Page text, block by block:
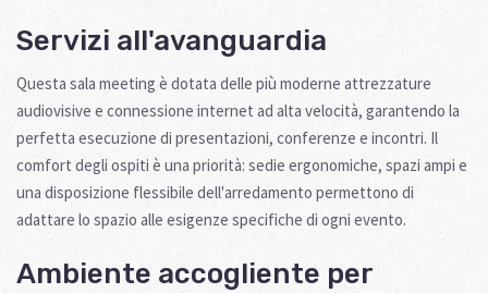
Ambiente accogliente per
Servizi all'avanguardia
Questa sala meeting è dotata delle più moderne attrezzature
audiovisive e connessione internet ad alta velocità, garantendo la
perfetta esecuzione di presentazioni, conferenze e incontri. Il
comfort degli ospiti è una priorità: sedie ergonomiche, spazi ampi e
una disposizione flessibile dell'arredamento permettono di
adattare lo spazio alle esigenze specifiche di ogni evento.